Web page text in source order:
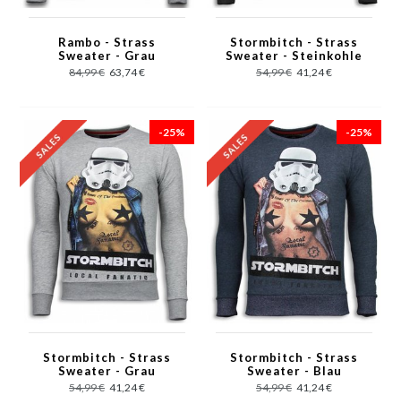
Rambo - Strass
Sweater - Grau
84,99 € 63,74 €
Stormbitch - Strass
Sweater - Steinkohle
54,99 € 41,24 €
-25%
Stormbitch - Strass
Sweater - Grau
54,99 € 41,24 €
-25%
Stormbitch - Strass
Sweater - Blau
54,99 € 41,24 €